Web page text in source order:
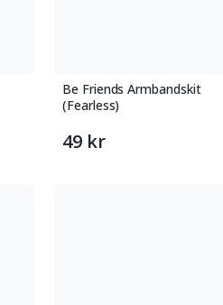
Be Friends Armbandskit
(Fearless)
49 kr